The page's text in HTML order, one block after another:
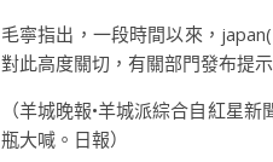
毛寧指出，一段時間以來，
對此高度關切，有關部門發布提
（羊城晚報•羊城派綜合自紅星新
瓶大喊。日報）